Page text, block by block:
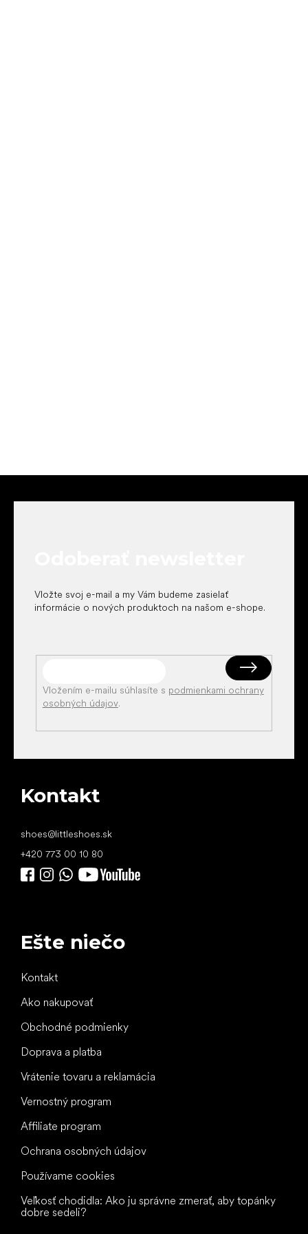
Vložte svoj e-mail a my Vám budeme zasielať
informácie o nových produktoch na našom e-shope.
Vložením e-mailu súhlasíte s podmienkami ochrany
osobných údajov.
Kontakt
shoes@littleshoes.sk
+420 773 00 10 80
Ešte niečo
Kontakt
Ako nakupovať
Obchodné podmienky
Doprava a platba
Vrátenie tovaru a reklamácia
Vernostný program
Affiliate program
Ochrana osobných údajov
Používame cookies
Veľkosť chodidla: Ako ju správne zmerať, aby topánky
dobre sedeli?